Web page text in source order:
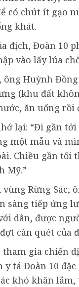
có chút ít gạo
khát.
địch, Đoàn 10
vào lấy lúa
ông Huỳnh
(khu đất
ăn uống rồi
lại: “Đi gần
một mẫu và
Chiều gần
Mỹ.”
vùng Rừng
sàng tiếp ứng
dân, được
càn quét của
gia chiến
tá Đoàn 10
khó khăn